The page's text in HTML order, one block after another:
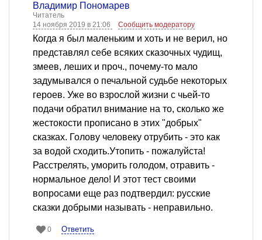
Владимир Пономарев
Читатель
14 ноября 2019 в 21:06
Сообщить модератору
Когда я был маленьким и хоть и не верил, но
представлял себе всяких сказочных чудищ,
змеев, леших и проч., почему-то мало
задумывался о печальной судьбе некоторых
героев. Уже во взрослой жизни с чьей-то
подачи обратил внимание на то, сколько же
жестокости прописано в этих "добрых"
сказках. Голову человеку отрубить - это как
за водой сходить.Утопить - пожалуйста!
Расстрелять, уморить голодом, отравить -
нормальное дело! И этот тест своими
вопросами еще раз подтвердил: русские
сказки добрыми называть - неправильно.
0 Ответить